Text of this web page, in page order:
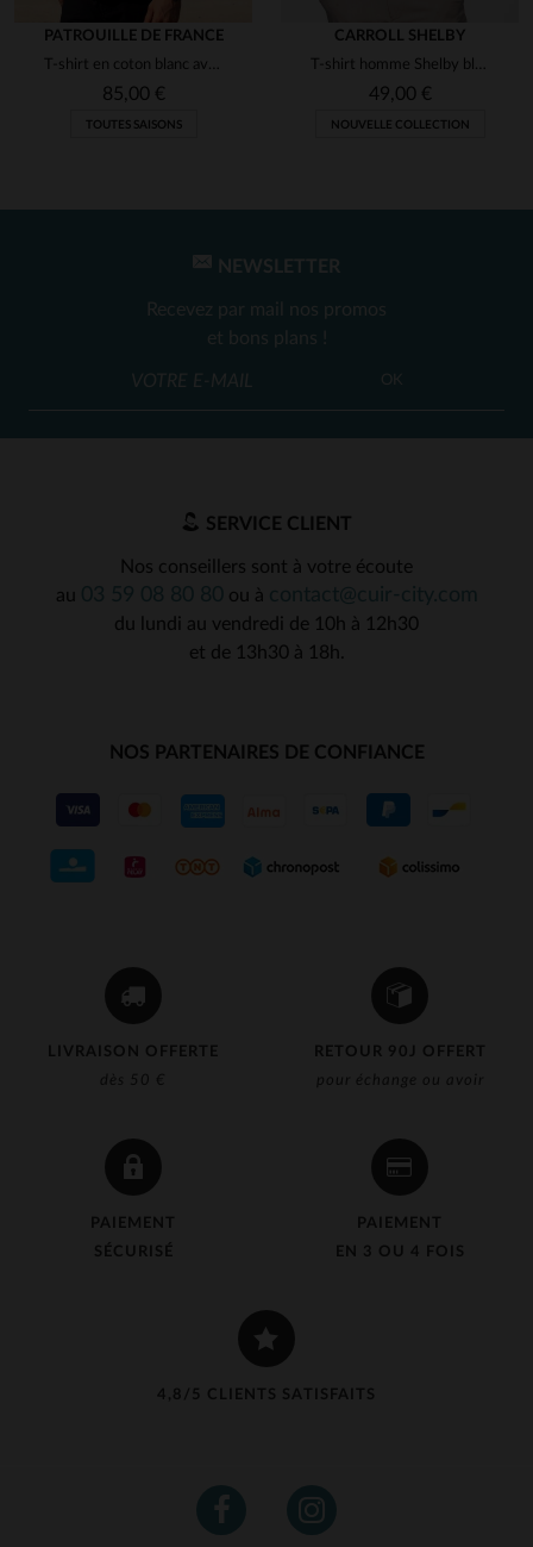
PATROUILLE DE FRANCE
T-shirt en coton blanc avec logo ailes
85,00 €
TOUTES SAISONS
CARROLL SHELBY
T-shirt homme Shelby bleu marine
49,00 €
NOUVELLE COLLECTION
LIVRAISON OFFERTE
dès 50 €
RETOUR 90J OFFERT
pour échange ou avoir
PAIEMENT
SÉCURISÉ
PAIEMENT
EN 3 OU 4 FOIS
4,8/5 CLIENTS SATISFAITS
NEWSLETTER
Recevez par mail nos promos
et bons plans !
OK
SERVICE CLIENT
Nos conseillers sont à votre écoute
au
ou à
du lundi au vendredi de 10h à 12h30
et de 13h30 à 18h.
NOS PARTENAIRES DE CONFIANCE